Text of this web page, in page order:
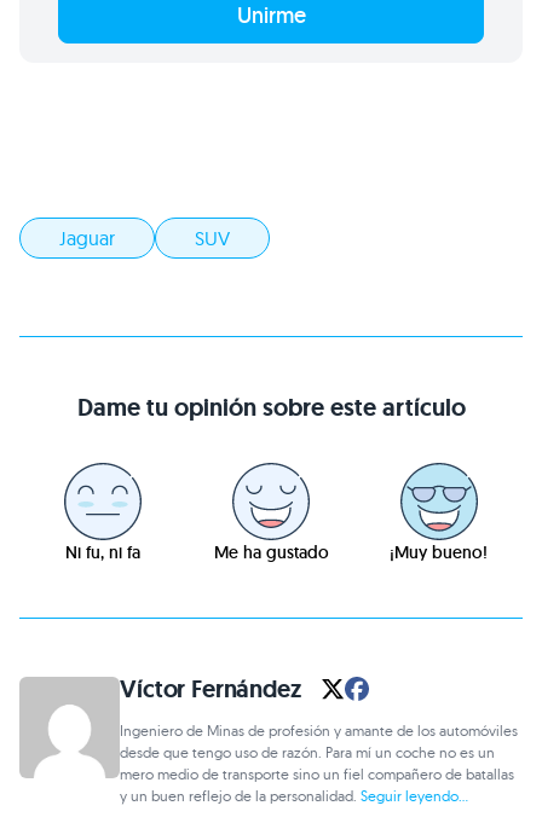
Unirme
Jaguar SUV
Dame tu opinión sobre este artículo
Ni fu, ni fa Me ha gustado ¡Muy bueno!
Víctor Fernández
Ingeniero de Minas de profesión y amante de los automóviles
desde que tengo uso de razón. Para mí un coche no es un
mero medio de transporte sino un fiel compañero de batallas
y un buen reflejo de la personalidad.Seguir leyendo...